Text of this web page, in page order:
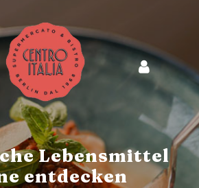
Lebensmittel
entdecken